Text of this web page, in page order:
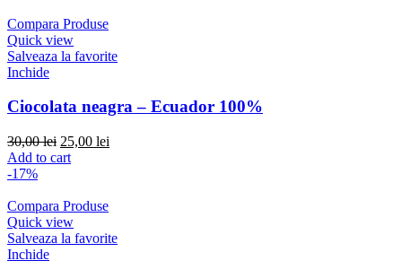
Compara Produse
Quick view
Salveaza la favorite
Inchide
Ciocolata neagra – Ecuador 100%
30,00lei Original
price
25,00 lei
Add to cart
-17%
Compara Produse
Quick view
Salveaza la favorite
Inchide